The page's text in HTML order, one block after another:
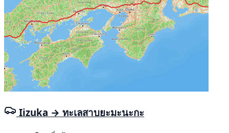
Iizuka → ทะเลสาบยะมะนะกะ